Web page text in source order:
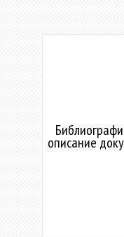
описание